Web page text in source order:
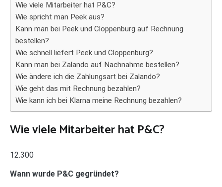
Wie viele Mitarbeiter hat P&C?
Wie spricht man Peek aus?
Kann man bei Peek und Cloppenburg auf Rechnung
bestellen?
Wie schnell liefert Peek und Cloppenburg?
Kann man bei Zalando auf Nachnahme bestellen?
Wie ändere ich die Zahlungsart bei Zalando?
Wie geht das mit Rechnung bezahlen?
Wie kann ich bei Klarna meine Rechnung bezahlen?
Wie viele Mitarbeiter hat P&C?
12.300
Wann wurde P&C gegründet?